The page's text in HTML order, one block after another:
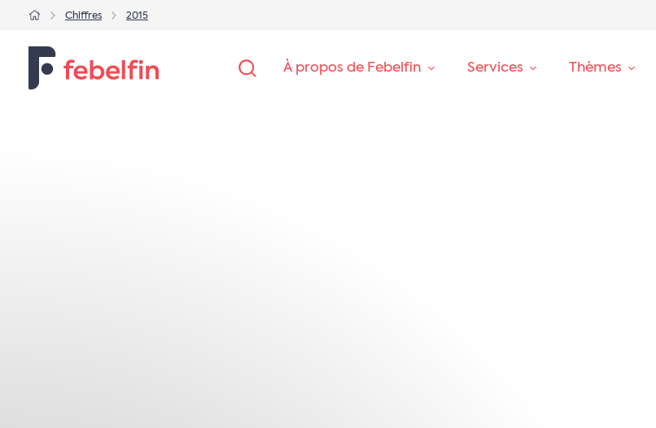
Chiffres 2015
À propos de Febelfin Services Thèmes